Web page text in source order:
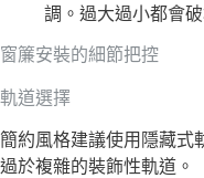
調。過大過小都會
窗簾安裝的細節把控
軌道選擇
簡約風格建議使用隱藏式
過於複雜的裝飾性軌道。